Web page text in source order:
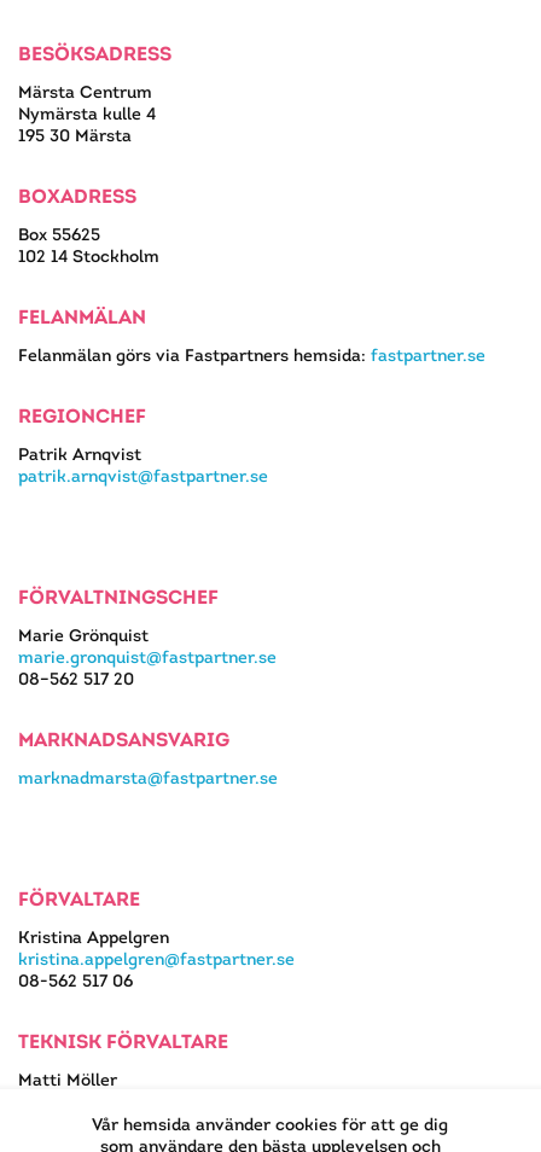
BESÖKSADRESS
Märsta Centrum
Nymärsta kulle 4
195 30 Märsta
BOXADRESS
Box 55625
102 14 Stockholm
FELANMÄLAN
Felanmälan görs via Fastpartners hemsida: fastpartner.se
REGIONCHEF
Patrik Arnqvist
patrik.arnqvist@fastpartner.se
FÖRVALTNINGSCHEF
Marie Grönquist
marie.gronquist@fastpartner.se
08–562 517 20
MARKNADSANSVARIG
marknadmarsta@fastpartner.se
FÖRVALTARE
Kristina Appelgren
kristina.appelgren@fastpartner.se
08-562 517 06
TEKNISK FÖRVALTARE
Matti Möller
matti.moller@fastpartner.se
Vår hemsida använder cookies för att ge dig
som användare den bästa upplevelsen och